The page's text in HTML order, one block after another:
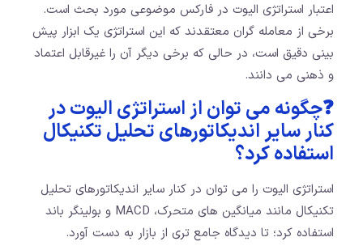
اعتبار استراتژی الیوت در فارکس موضوعی مورد بحث است.
برخی از معامله گران معتقدند که این استراتژی یک ابزار پیش
بینی دقیق است، در حالی که برخی دیگر آن را غیرقابل اعتماد
و ذهنی می دانند.
❓چگونه می توان از استراتژی الیوت در
کنار سایر اندیکاتورهای تحلیل تکنیکال
استفاده کرد؟
استراتژی الیوت را می توان در کنار سایر اندیکاتورهای تحلیل
تکنیکال مانند میانگین های متحرک، MACD و بولینگر باند
استفاده کرد؛ تا دیدگاه جامع تری از بازار به دست آورد.